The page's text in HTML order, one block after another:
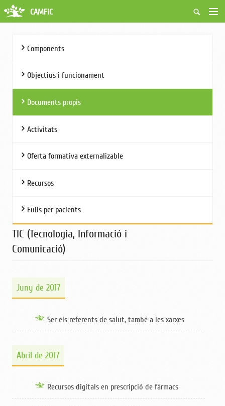
Fes-te soci
Borsa de treball
Ciutadans
Biblioteca
Grups i Vocalies
CAMFiC
Components
Objectius i funcionament
Documents propis
Activitats
Oferta formativa externalizable
Recursos
Fulls per pacients
TIC (Tecnologia, Informació i
Comunicació)
Juny de 2017
Ser els referents de salut, també a les xarxes
Abril de 2017
Recursos digitals en prescripció de fàrmacs